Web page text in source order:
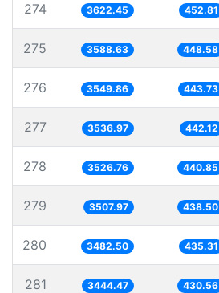
274 3622.45 452.81
275 3588.63 448.58
276 3549.86 443.73
277 3536.97 442.12
278 3526.76 440.85
279 3507.97 438.50
280 3482.50 435.31
281 3444.47 430.56